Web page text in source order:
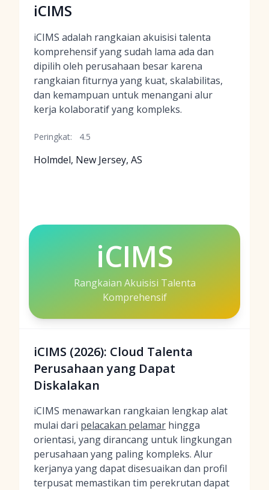
iCIMS
iCIMS adalah rangkaian akuisisi talenta
komprehensif yang sudah lama ada dan
dipilih oleh perusahaan besar karena
rangkaian fiturnya yang kuat, skalabilitas,
dan kemampuan untuk menangani alur
kerja kolaboratif yang kompleks.
Peringkat: 4.5
Holmdel, New Jersey, AS
iCIMS
Rangkaian Akuisisi Talenta
Komprehensif
iCIMS (2026): Cloud Talenta
Perusahaan yang Dapat
Diskalakan
iCIMS menawarkan rangkaian lengkap alat
mulai dari pelacakan pelamar hingga
orientasi, yang dirancang untuk lingkungan
perusahaan yang paling kompleks. Alur
kerjanya yang dapat disesuaikan dan profil
terpusat memastikan tim perekrutan dapat